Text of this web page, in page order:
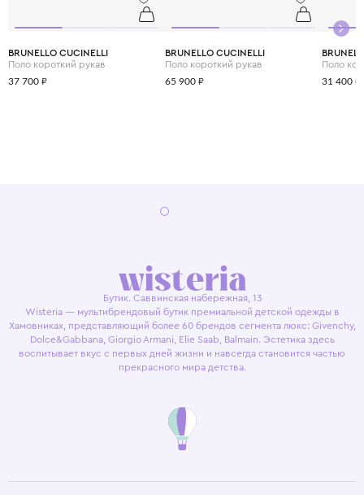
BRUNELLO CUCINELLI
Поло короткий рукав
37 700 ₽
BRUNELLO CUCINELLI
Поло короткий рукав
65 900 ₽
Поло
31 400 ₽
Бутик. Саввинская набережная, 13
Wisteria — мультибрендовый бутик премиальной детской одежды в
Хамовниках, представляющий более 60 брендов сегмента люкс: Givenchy,
Dolce&Gabbana, Giorgio Armani, Elie Saab, Balmain. Эстетика здесь
воспитывает вкус с первых дней жизни и навсегда становится частью
прекрасного мира детства.